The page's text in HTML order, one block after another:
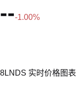
---1.00%
8LNDS 实时价格图表